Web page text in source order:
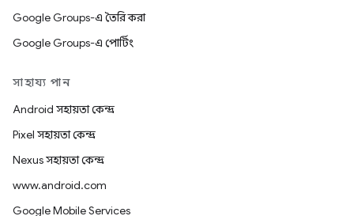
Google Groups-এ তৈরি করা
Google Groups-এ পোর্টিং
সাহায্য পান
Android সহায়তা কেন্দ্র
Pixel সহায়তা কেন্দ্র
Nexus সহায়তা কেন্দ্র
www.android.com
Google Mobile Services